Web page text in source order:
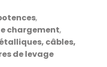
,
chargement,
câbles,
de levage